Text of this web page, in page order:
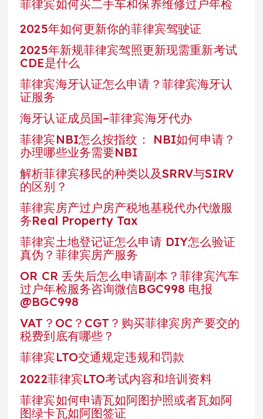
菲律宾如何买二手车和保养维修过户年检
2025年如何更新你的菲律宾驾驶证
2025年新规菲律宾驾照更新现需重新考试
CDE是什么
菲律宾海牙认证怎么申请？菲律宾海牙认
证服务
海牙认证成员国–菲律宾海牙代办
菲律宾NBI怎么按指纹： NBI如何申请？
办理哪些业务需要NBI
解析菲律宾移民的种类以及SRRV与SIRV
的区别？
菲律宾房产过户房产税地基税代办代缴服
务Real Property Tax
菲律宾土地登记证怎么申请 DIY怎么验证
真伪？菲律宾房产服务
OR CR 丢失后怎么申请副本？菲律宾汽车
过户年检服务咨询微信BGC998 电报
@BGC998
VAT？OC？CGT？购买菲律宾房产要交的
税费到底有哪些？
菲律宾LTO交通规定违规和罚款
2022菲律宾LTO考试内容和培训资料
菲律宾如何申请瓦如阿图护照或者瓦如阿
图绿卡瓦如阿图签证